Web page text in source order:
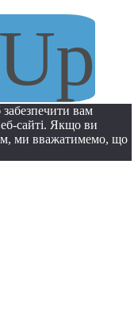
вам
сайті. Якщо ви
ми вважатимемо, що